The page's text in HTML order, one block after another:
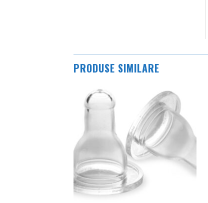
PRODUSE SIMILARE
Adauga
Wishlist